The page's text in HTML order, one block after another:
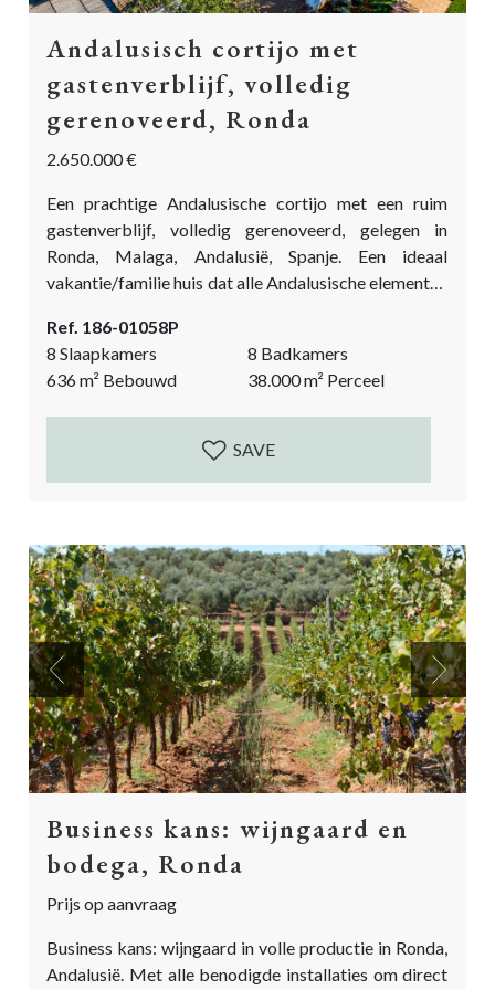
Andalusisch cortijo met
gastenverblijf, volledig
gerenoveerd, Ronda
2.650.000 €
Een prachtige Andalusische cortijo met een ruim
gastenverblijf, volledig gerenoveerd, gelegen in
Ronda, Malaga, Andalusië, Spanje. Een ideaal
vakantie/familie huis dat alle Andalusische elementen
levensstijl. Prachtig gelegen tussen de olijfgaarden
met fantastische uitzichten over het landschap van
Ronda. Bereikbaar via een goed onderhouden
grindpad. De cortijo en het gastenverblijf liggen
schitterend, tussen de olijfgaarden van het Ronda-
landschap. Bij binnenkomst is er een rotonde met...
Ref. 186-01058P
8 Slaapkamers
8 Badkamers
636m² Bebouwd 38.000m² Perceel
SAVE
Previous Next
Business kans: wijngaard en
bodega, Ronda
Prijs op aanvraag
Business kans: wijngaard in volle productie in Ronda,
Andalusië. Met alle benodigde installaties om direct